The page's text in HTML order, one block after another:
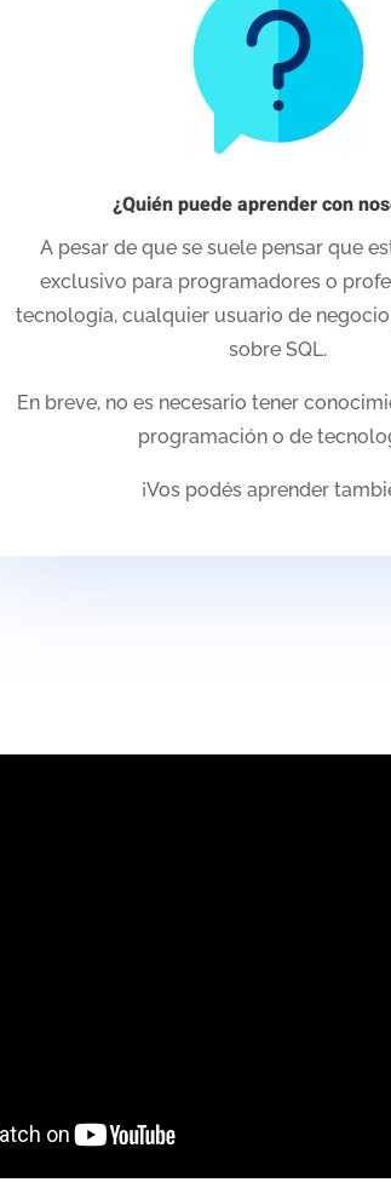
¿Quién puede aprender con
A pesar de que se suele pensar que
exclusivo para programadores o
tecnología, cualquier usuario de
sobre SQL.
En breve, no es necesario tener
programación o de
¡Vos podés aprender